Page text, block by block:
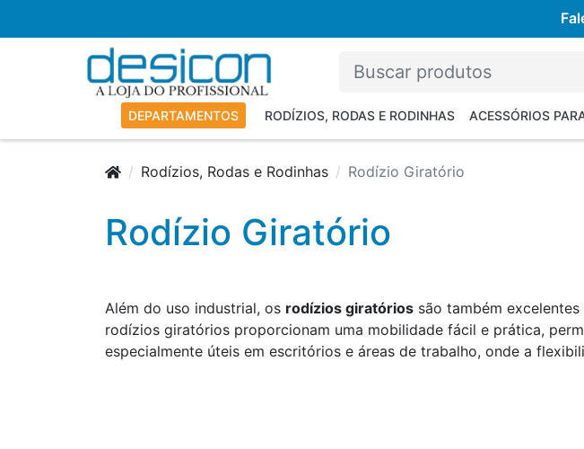
DEPARTAMENTOS RODÍZIOS, RODAS E RODINHAS ACESSÓRIOS
Rodízios, Rodas e Rodinhas Rodízio Giratório
Rodízio Giratório
Além do uso industrial, os rodízios giratórios são também
rodízios giratórios proporcionam uma mobilidade fácil e prática,
especialmente úteis em escritórios e áreas de trabalho, onde a